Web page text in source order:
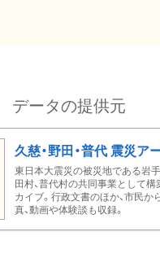
データの提供元
久慈・野田・普代 震災ア
東日本大震災の被災地である岩
田村、普代村の共同事業として
カイブ。行政文書のほか、市民か
真、動画や体験談も収録。